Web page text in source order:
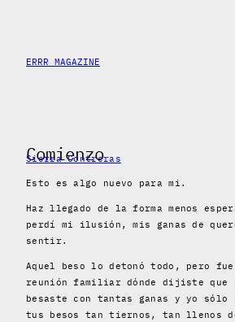
content
ERRR MAGAZINE
Comienzo
Sierra Contreras
Esto es algo nuevo para mi.
Haz llegado de la forma menos
perdí mi ilusión, mis ganas de
sentir.
Aquel beso lo detonó todo, pero
reunión familiar dónde dijiste que
besaste con tantas ganas y yo
tus besos tan tiernos, tan llenos